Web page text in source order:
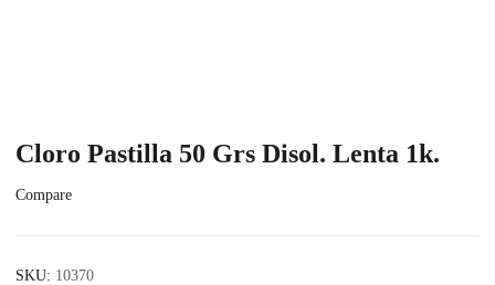
Cloro Pastilla 50 Grs Disol. Lenta 1k.
Compare
SKU: 10370